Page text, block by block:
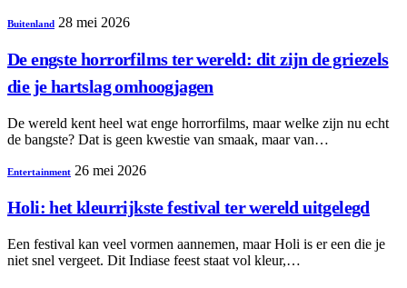
Buitenland 28 mei 2026
De engste horrorfilms ter wereld: dit zijn de griezels
die je hartslag omhoogjagen
De wereld kent heel wat enge horrorfilms, maar welke zijn nu echt
de bangste? Dat is geen kwestie van smaak, maar van…
Entertainment 26 mei 2026
Holi: het kleurrijkste festival ter wereld uitgelegd
Een festival kan veel vormen aannemen, maar Holi is er een die je
niet snel vergeet. Dit Indiase feest staat vol kleur,…